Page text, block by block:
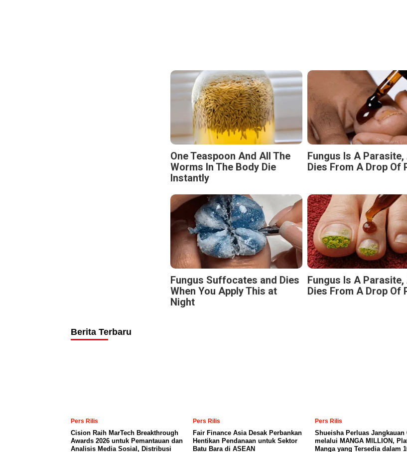
One Teaspoon And All The
Worms In The Body Die
Instantly
Fungus Is A Parasite,
Dies From A Drop Of
Fungus Suffocates and Dies
When You Apply This at
Night
Fungus Is A Parasite,
Dies From A Drop Of
Berita Terbaru
Pers Rilis
Cision Raih MarTech Breakthrough
Awards 2026 untuk Pemantauan dan
Analisis Media Sosial, Distribusi
Pers Rilis
Fair Finance Asia Desak Perbankan
Hentikan Pendanaan untuk Sektor
Batu Bara di ASEAN
Pers Rilis
Shueisha Perluas Jangkauan
melalui MANGA MILLION,
Manga yang Tersedia dalam